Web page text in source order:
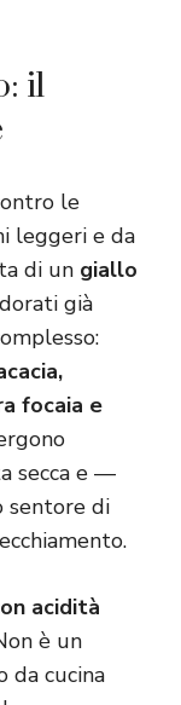
il
le
leggeri e da
di un giallo
già
focaia e
secca e —
sentore di
acidità
è un
da cucina